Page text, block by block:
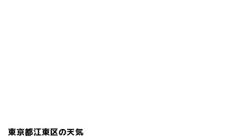
東京都江東区の天気